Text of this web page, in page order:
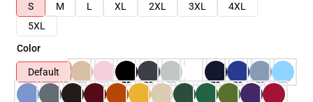
S
M L XL 2XL 3XL
4XL
5XL
Color
Default